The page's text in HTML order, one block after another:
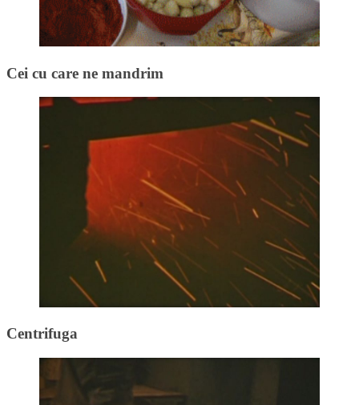
Cei cu care ne mandrim
Centrifuga